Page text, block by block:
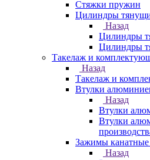
Стяжки пружин
Цилиндры
Назад
Цилиндры
Цилиндры
Такелаж и
Назад
Такелаж и
Втулки
Назад
Втулки
Втулки
Зажимы
Назад